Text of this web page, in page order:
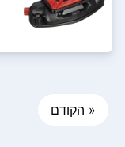
« הקודם